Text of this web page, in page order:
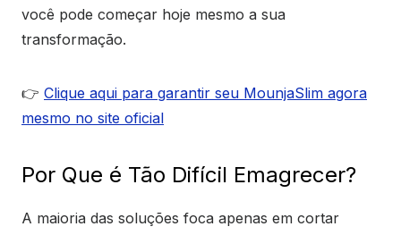
você pode começar hoje mesmo a sua
transformação.
👉 Clique aqui para garantir seu MounjaSlim agora
mesmo no site oficial
Por Que é Tão Difícil Emagrecer?
A maioria das soluções foca apenas em cortar